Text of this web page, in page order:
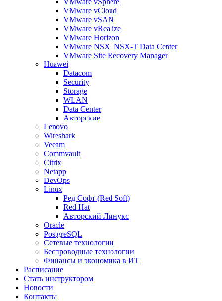
VMware vSphere
VMware vCloud
VMware vSAN
VMware vRealize
VMware Horizon
VMware NSX, NSX-T Data Center
VMware Site Recovery Manager
Huawei
Datacom
Security
Storage
WLAN
Data Center
Авторские
Lenovo
Wireshark
Veeam
Commvault
Citrix
Netapp
DevOps
Linux
Ред Софт (Red Soft)
Red Hat
Авторский Линукс
Oracle
PostgreSQL
Сетевые технологии
Беспроводные технологии
Финансы и экономика в ИТ
Расписание
Стать инструктором
Новости
Контакты